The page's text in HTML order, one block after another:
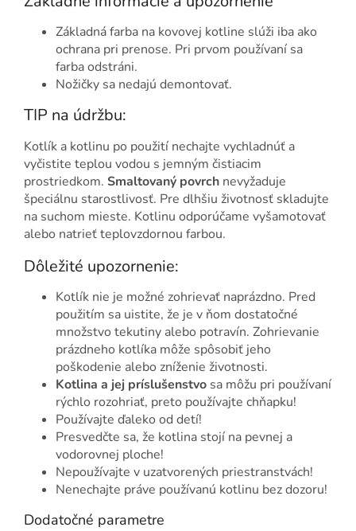
Základná farba na kovovej kotline slúži iba ako
ochrana pri prenose. Pri prvom používaní sa
farba odstráni.
Nožičky sa nedajú demontovať.
TIP na údržbu:
Kotlík a kotlinu po použití nechajte vychladnúť a
vyčistite teplou vodou s jemným čistiacim
prostriedkom. Smaltovaný povrch nevyžaduje
špeciálnu starostlivosť. Pre dlhšiu životnosť skladujte
na suchom mieste. Kotlinu odporúčame vyšamotovať
alebo natrieť teplovzdornou farbou.
Dôležité upozornenie:
Kotlík nie je možné zohrievať naprázdno. Pred
použitím sa uistite, že je v ňom dostatočné
množstvo tekutiny alebo potravín. Zohrievanie
prázdneho kotlíka môže spôsobiť jeho
poškodenie alebo zníženie životnosti.
Kotlina a jej príslušenstvo sa môžu pri používaní
rýchlo rozohriať, preto používajte chňapku!
Používajte ďaleko od detí!
Presvedčte sa, že kotlina stojí na pevnej a
vodorovnej ploche!
Nepoužívajte v uzatvorených priestranstvách!
Nenechajte práve používanú kotlinu bez dozoru!
Dodatočné parametre